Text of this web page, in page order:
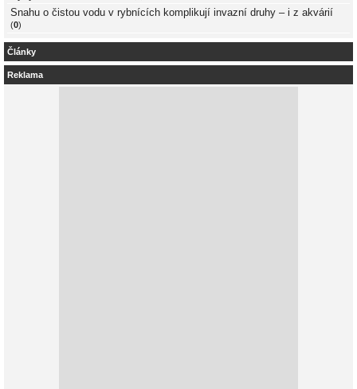
Snahu o čistou vodu v rybnících komplikují invazní druhy – i z akvárií
(0)
Články
Reklama